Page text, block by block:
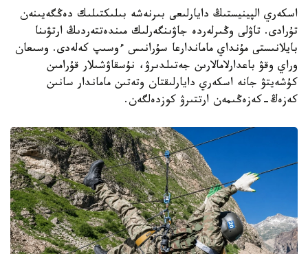
اسكەري الپينيستىڭ دايارلىعى بىرنەشە بىلىكتىلىك دەڭگەيىنەن
تۇرادى. تاۋلى وڭىرلەردە جاۋىنگەرلىك مىندەتتەردىڭ ارتۋىنا
بايلانىستى مۇنداي ماماندارعا سۇرانىس ءوسىپ كەلەدى. وسىعان
وراي وقۋ باعدارلامالارىن جەتىلدىرۋ، نۇسقاۋشىلار قۇرامىن
كۇشەيتۋ جانە اسكەري دايارلىقتان وتەتىن ماماندار سانىن
كەزەڭ-كەزەڭىمەن ارتتىرۋ كوزدەلگەن.